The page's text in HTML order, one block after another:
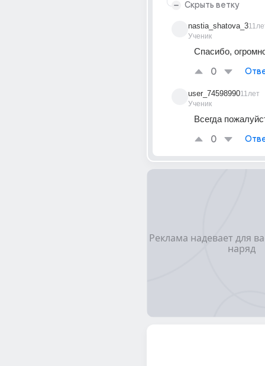
Скрыть ветку
nastia_shatova_3
Ученик
Спасибо,
0
user_74598990
Ученик
11лет
Всегда
0